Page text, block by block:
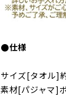
●仕様
サイズ[タオル
素材[パジャマ]